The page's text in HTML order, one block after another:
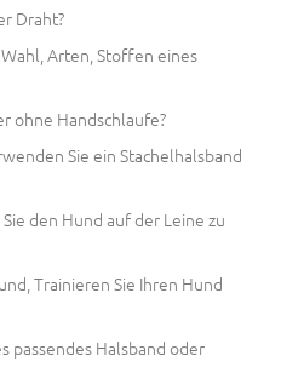
Draht?
Arten, Stoffen eines
ohne Handschlaufe?
Sie ein Stachelhalsband
den Hund auf der Leine zu
Trainieren Sie Ihren Hund
passendes Halsband oder